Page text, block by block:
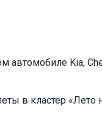
Kia,
в кластер «Лето